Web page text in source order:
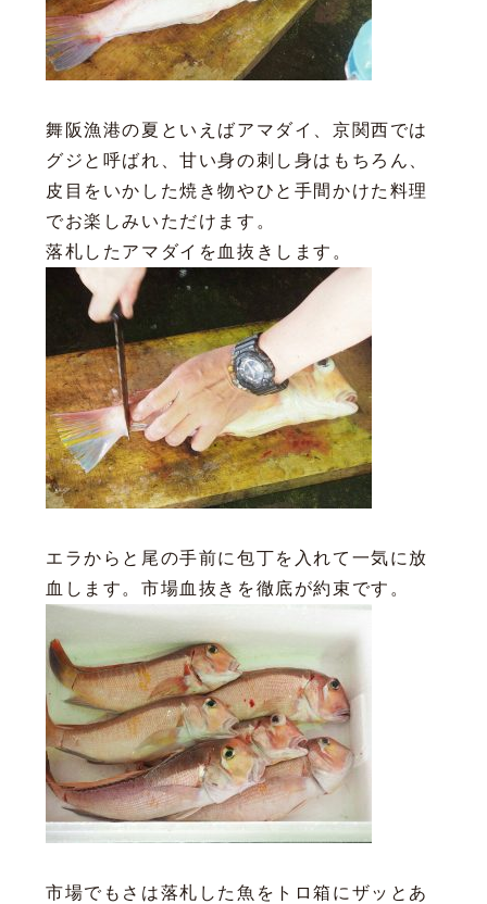
舞阪漁港の夏といえばアマダイ、京関西では
グジと呼ばれ、甘い身の刺し身はもちろん、
皮目をいかした焼き物やひと手間かけた料理
でお楽しみいただけます。
落札したアマダイを血抜きします。
エラからと尾の手前に包丁を入れて一気に放
血します。市場血抜きを徹底が約束です。
市場でもさは落札した魚をトロ箱にザッとあ